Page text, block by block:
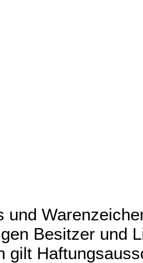
und
Besitzer und
gilt